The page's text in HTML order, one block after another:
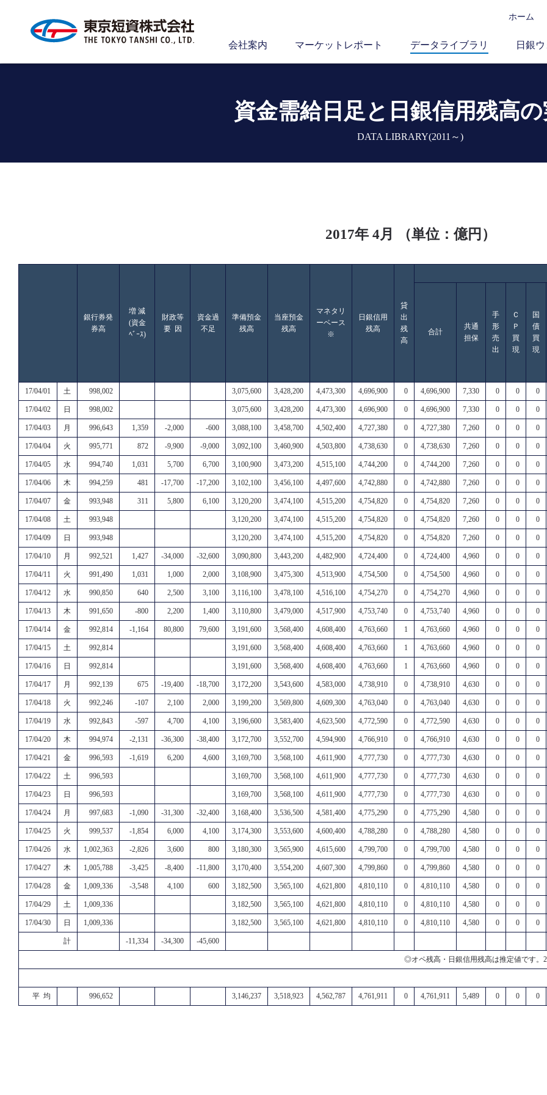
ホーム
会社案内 マーケットレポート データライブラリ 日銀
資金需給日足と 日銀信用残高
DATA LIBRARY(2011～)
2017年 4月 （単位：億円）
銀行券発
券高
増 減
(資金
ﾍﾞｰｽ)
財政等
要 因
資金過
不足
準備預金
残高
当座預金
残高
マネタリ
ーベース
※
日銀信用
残高
貸
出
残
高
合計
共通
担保
手
形
売
出
Ｃ
Ｐ
買
現
国
債
買
現
17/04/01 土 998,002 3,075,600 3,428,200 4,473,300 4,696,900 0 4,696,900 7,330 0 0 0
17/04/02 日 998,002 3,075,600 3,428,200 4,473,300 4,696,900 0 4,696,900 7,330 0 0 0
17/04/03 月 996,643 1,359 -2,000 -600 3,088,100 3,458,700 4,502,400 4,727,380 0 4,727,380 7,260 0 0 0
17/04/04 火 995,771 872 -9,900 -9,000 3,092,100 3,460,900 4,503,800 4,738,630 0 4,738,630 7,260 0 0 0
17/04/05 水 994,740 1,031 5,700 6,700 3,100,900 3,473,200 4,515,100 4,744,200 0 4,744,200 7,260 0 0 0
17/04/06 木 994,259 481 -17,700 -17,200 3,102,100 3,456,100 4,497,600 4,742,880 0 4,742,880 7,260 0 0 0
17/04/07 金 993,948 311 5,800 6,100 3,120,200 3,474,100 4,515,200 4,754,820 0 4,754,820 7,260 0 0 0
17/04/08 土 993,948 3,120,200 3,474,100 4,515,200 4,754,820 0 4,754,820 7,260 0 0 0
17/04/09 日 993,948 3,120,200 3,474,100 4,515,200 4,754,820 0 4,754,820 7,260 0 0 0
17/04/10 月 992,521 1,427 -34,000 -32,600 3,090,800 3,443,200 4,482,900 4,724,400 0 4,724,400 4,960 0 0 0
17/04/11 火 991,490 1,031 1,000 2,000 3,108,900 3,475,300 4,513,900 4,754,500 0 4,754,500 4,960 0 0 0
17/04/12 水 990,850 640 2,500 3,100 3,116,100 3,478,100 4,516,100 4,754,270 0 4,754,270 4,960 0 0 0
17/04/13 木 991,650 -800 2,200 1,400 3,110,800 3,479,000 4,517,900 4,753,740 0 4,753,740 4,960 0 0 0
17/04/14 金 992,814 -1,164 80,800 79,600 3,191,600 3,568,400 4,608,400 4,763,660 1 4,763,660 4,960 0 0 0
17/04/15 土 992,814 3,191,600 3,568,400 4,608,400 4,763,660 1 4,763,660 4,960 0 0 0
17/04/16 日 992,814 3,191,600 3,568,400 4,608,400 4,763,660 1 4,763,660 4,960 0 0 0
17/04/17 月 992,139 675 -19,400 -18,700 3,172,200 3,543,600 4,583,000 4,738,910 0 4,738,910 4,630 0 0 0
17/04/18 火 992,246 -107 2,100 2,000 3,199,200 3,569,800 4,609,300 4,763,040 0 4,763,040 4,630 0 0 0
17/04/19 水 992,843 -597 4,700 4,100 3,196,600 3,583,400 4,623,500 4,772,590 0 4,772,590 4,630 0 0 0
17/04/20 木 994,974 -2,131 -36,300 -38,400 3,172,700 3,552,700 4,594,900 4,766,910 0 4,766,910 4,630 0 0 0
17/04/21 金 996,593 -1,619 6,200 4,600 3,169,700 3,568,100 4,611,900 4,777,730 0 4,777,730 4,630 0 0 0
17/04/22 土 996,593 3,169,700 3,568,100 4,611,900 4,777,730 0 4,777,730 4,630 0 0 0
17/04/23 日 996,593 3,169,700 3,568,100 4,611,900 4,777,730 0 4,777,730 4,630 0 0 0
17/04/24 月 997,683 -1,090 -31,300 -32,400 3,168,400 3,536,500 4,581,400 4,775,290 0 4,775,290 4,580 0 0 0
17/04/25 火 999,537 -1,854 6,000 4,100 3,174,300 3,553,600 4,600,400 4,788,280 0 4,788,280 4,580 0 0 0
17/04/26 水 1,002,363 -2,826 3,600 800 3,180,300 3,565,900 4,615,600 4,799,700 0 4,799,700 4,580 0 0 0
17/04/27 木 1,005,788 -3,425 -8,400 -11,800 3,170,400 3,554,200 4,607,300 4,799,860 0 4,799,860 4,580 0 0 0
17/04/28 金 1,009,336 -3,548 4,100 600 3,182,500 3,565,100 4,621,800 4,810,110 0 4,810,110 4,580 0 0 0
17/04/29 土 1,009,336 3,182,500 3,565,100 4,621,800 4,810,110 0 4,810,110 4,580 0 0 0
17/04/30 日 1,009,336 3,182,500 3,565,100 4,621,800 4,810,110 0 4,810,110 4,580 0 0 0
計 -11,334 -34,300 -45,600
◎オペ残高・日銀信用残高は推定値です。
平 均 996,652 3,146,237 3,518,923 4,562,787 4,761,911 0 4,761,911 5,489 0 0 0